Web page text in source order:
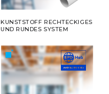
KUNSTSTOFF RECHTECKIGES
UND RUNDES SYSTEM